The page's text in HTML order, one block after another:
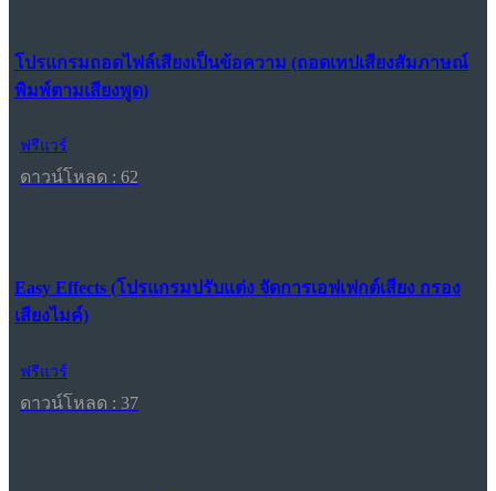
โปรแกรมถอดไฟล์เสียงเป็นข้อความ (ถอดเทปเสียงสัมภาษณ์
พิมพ์ตามเสียงพูด)
ฟรีแวร์
ดาวน์โหลด : 62
Easy Effects (โปรแกรมปรับแต่ง จัดการเอฟเฟกต์เสียง กรอง
เสียงไมค์)
ฟรีแวร์
ดาวน์โหลด : 37